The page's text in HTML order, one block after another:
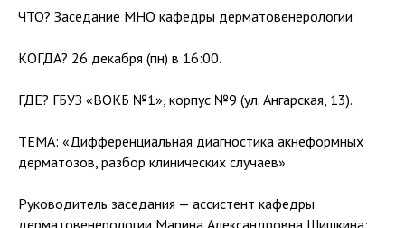
ЧТО? Заседание МНО кафедры дерматовенерологии
КОГДА? 26 декабря (пн) в 16:00.
ГДЕ? ГБУЗ «ВОКБ №1», корпус №9 (ул. Ангарская, 13).
ТЕМА: «Дифференциальная диагностика акнеформных
дерматозов, разбор клинических случаев».
Руководитель заседания — ассистент кафедры
дерматовенерологии Марина Александровна Шишкина: